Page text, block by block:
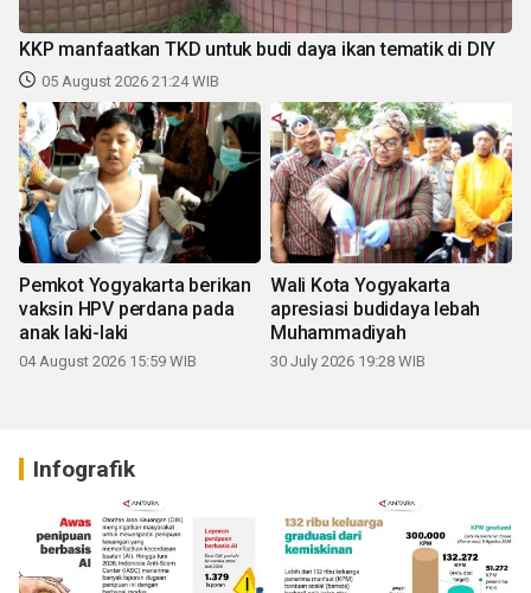
KKP manfaatkan TKD untuk budi daya ikan tematik di DIY
05 August 2026 21:24 WIB
Pemkot Yogyakarta berikan
vaksin HPV perdana pada
anak laki-laki
04 August 2026 15:59 WIB
Wali Kota Yogyakarta
apresiasi budidaya lebah
Muhammadiyah
30 July 2026 19:28 WIB
Infografik